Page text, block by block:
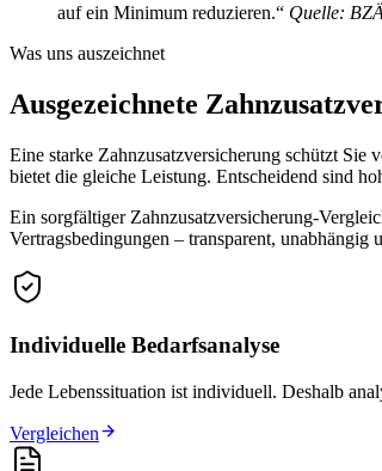
auf ein Minimum reduzieren.“ Quelle:
Was uns auszeichnet
Ausgezeichnete
Eine starke Zahnzusatzversicherung schützt
bietet die gleiche Leistung. Entscheidend sind
Ein sorgfältiger Zahnzusatzversicherung-
Vertragsbedingungen – transparent,
Individuelle Bedarfsanalyse
Jede Lebenssituation ist individuell. Deshalb
Vergleichen